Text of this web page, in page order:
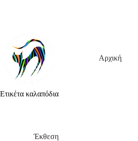
Αρχική
Ετικέτα καλαπόδια
Έκθεση